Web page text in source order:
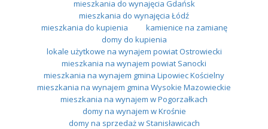
mieszkania do wynajęcia Gdańsk
mieszkania do wynajęcia Łódź
mieszkania do kupienia
kamienice na zamianę
domy do kupienia
lokale użytkowe na wynajem powiat Ostrowiecki
mieszkania na wynajem powiat Sanocki
mieszkania na wynajem gmina Lipowiec Kościelny
mieszkania na wynajem gmina Wysokie Mazowieckie
mieszkania na wynajem w Pogorzałkach
domy na wynajem w Krośnie
domy na sprzedaż w Stanisławicach